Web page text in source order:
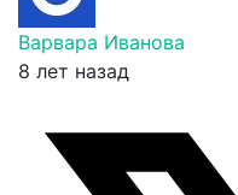
Варвара Иванова
8 лет назад